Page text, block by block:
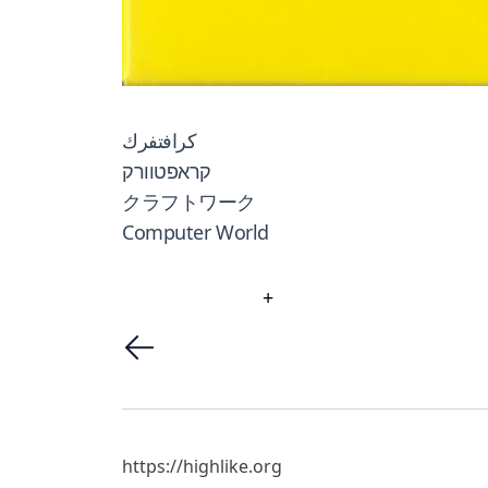
كرافتفرك
קראפטוורק
クラフトワーク
Computer World
+
https://highlike.org